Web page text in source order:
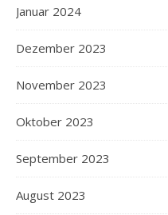
Januar 2024
Dezember 2023
November 2023
Oktober 2023
September 2023
August 2023